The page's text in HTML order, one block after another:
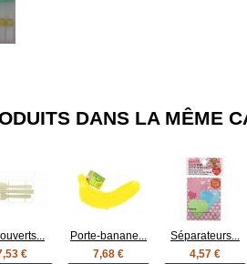
DANS LA MÊME
€
Porte-banane...
7,68 €
Séparateurs...
4,57 €